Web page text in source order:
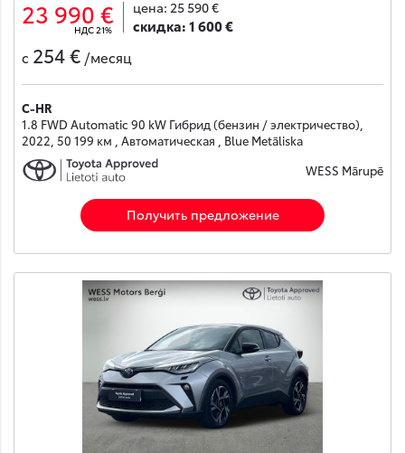
23 990 €
НДС 21%
цена: 25 590 €
скидка:1 600 €
с 254 € /месяц
C-HR
1.8 FWD Automatic 90 kW Гибрид (бензин / электричество),
2022, 50 199 км , Автоматическая , Blue Metāliska
WESS Mārupē
Получить предложение